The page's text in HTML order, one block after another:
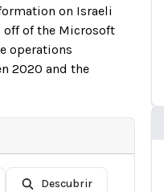
on Israeli
off of the Microsoft
operations
2020 and the
Descubrir